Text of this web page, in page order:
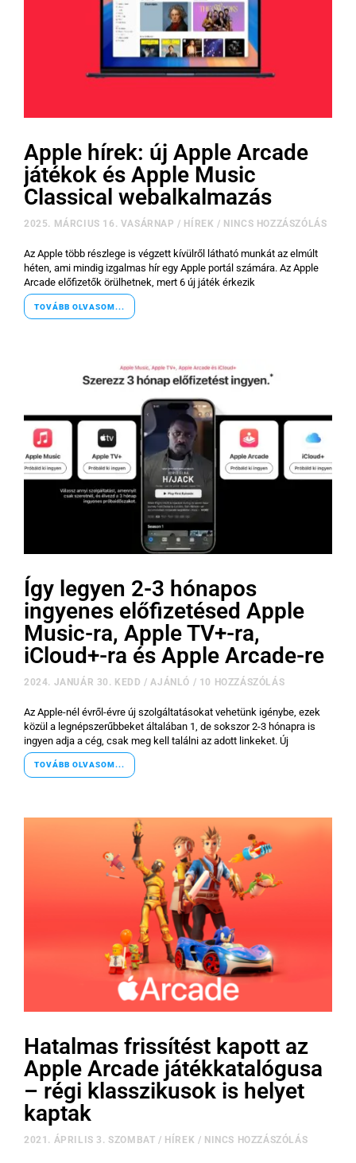
Apple hírek: új Apple Arcade
játékok és Apple Music
Classical webalkalmazás
2025. MÁRCIUS 16. VASÁRNAP / HÍREK / NINCS HOZZÁSZÓLÁS
Az Apple több részlege is végzett kívülről látható munkát az elmúlt
héten, ami mindig izgalmas hír egy Apple portál számára. Az Apple
Arcade előfizetők örülhetnek, mert 6 új játék érkezik
TOVÁBB OLVASOM...
Így legyen 2-3 hónapos
ingyenes előfizetésed Apple
Music-ra, Apple TV+-ra,
iCloud+-ra és Apple Arcade-re
2024. JANUÁR 30. KEDD / AJÁNLÓ / 10 HOZZÁSZÓLÁS
Az Apple-nél évről-évre új szolgáltatásokat vehetünk igénybe, ezek
közül a legnépszerűbbeket általában 1, de sokszor 2-3 hónapra is
ingyen adja a cég, csak meg kell találni az adott linkeket. Új
TOVÁBB OLVASOM...
Hatalmas frissítést kapott az
Apple Arcade játékkatalógusa
– régi klasszikusok is helyet
kaptak
2021. ÁPRILIS 3. SZOMBAT / HÍREK / NINCS HOZZÁSZÓLÁS